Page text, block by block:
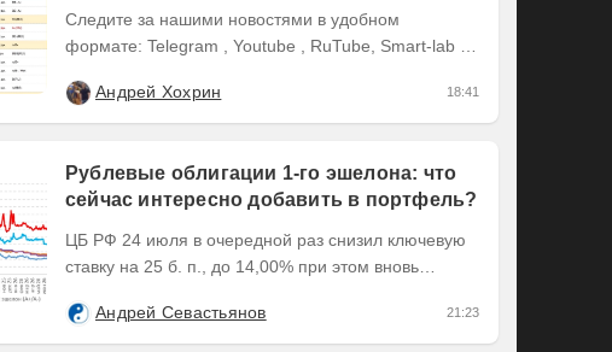
Следите за нашими новостями в удобном
формате: Telegram , Youtube , RuTube, Smart-lab ,
Андрей Хохрин
18:41
Рублевые облигации 1-го эшелона: что
сейчас интересно добавить в портфель?
ЦБ РФ 24 июля в очередной раз снизил ключевую
ставку на 25 б. п., до 14,00% при этом вновь
его...Андрей Севастьянов 21:23